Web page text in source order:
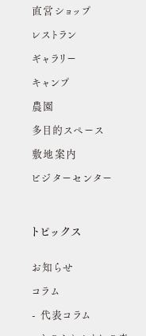
直営ショップ
レストラン
ギャラリー
キャンプ
農園
多目的スペース
敷地案内
ビジターセンター
トピックス
お知らせ
コラム
- 代表コラム